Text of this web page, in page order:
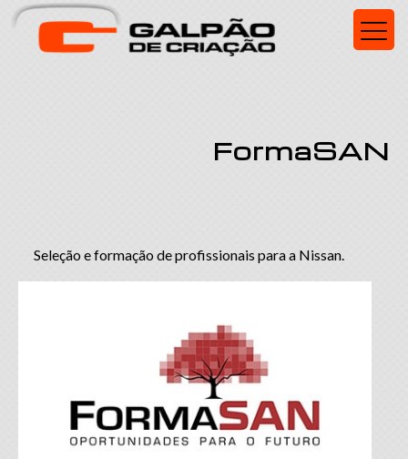
FormaSAN
Seleção e formação de profissionais para a Nissan.